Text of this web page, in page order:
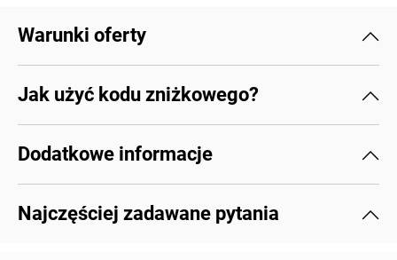
Warunki oferty
Jak użyć kodu zniżkowego?
Dodatkowe informacje
Najczęściej zadawane pytania